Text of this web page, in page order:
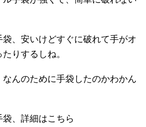
、安いけどすぐに破れて手がオ
りするしね。
んのために手袋したのかわかん
、詳細はこちら